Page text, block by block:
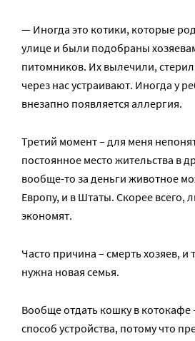
— Иногда это котики, которые
улице и были подобраны
питомников. Их вылечили,
через нас устраивают. Иногда у
внезапно появляется аллергия.
Третий момент – для меня
постоянное место жительства в
вообще-то за деньги животное
Европу, и в Штаты. Скорее всего,
экономят.
Часто причина – смерть хозяев, и
нужна новая семья.
Вообще отдать кошку в котокафе
способ устройства, потому что